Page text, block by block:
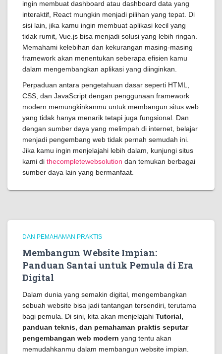
ingin membuat dashboard atau dashboard data yang
interaktif, React mungkin menjadi pilihan yang tepat. Di
sisi lain, jika kamu ingin membuat aplikasi kecil yang
tidak rumit, Vue.js bisa menjadi solusi yang lebih ringan.
Memahami kelebihan dan kekurangan masing-masing
framework akan menentukan seberapa efisien kamu
dalam mengembangkan aplikasi yang diinginkan.
Perpaduan antara pengetahuan dasar seperti HTML,
CSS, dan JavaScript dengan penggunaan framework
modern memungkinkanmu untuk membangun situs web
yang tidak hanya menarik tetapi juga fungsional. Dan
dengan sumber daya yang melimpah di internet, belajar
menjadi pengembang web tidak pernah semudah ini.
Jika kamu ingin menjelajahi lebih dalam, kunjungi situs
kami di thecompletewebsolution dan temukan berbagai
sumber daya lain yang bermanfaat.
DAN PEMAHAMAN PRAKTIS
Membangun Website Impian:
Panduan Santai untuk Pemula di Era
Digital
Dalam dunia yang semakin digital, mengembangkan
sebuah website bisa jadi tantangan tersendiri, terutama
bagi pemula. Di sini, kita akan menjelajahi Tutorial,
panduan teknis, dan pemahaman praktis seputar
pengembangan web modern yang tentu akan
memudahkanmu dalam membangun website impian.